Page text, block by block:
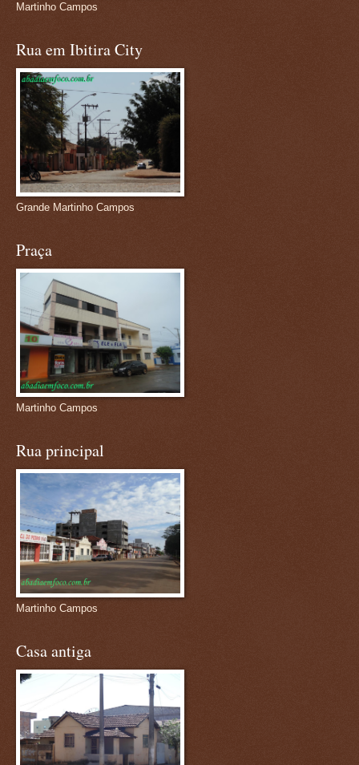
Martinho Campos
Rua em Ibitira City
Grande Martinho Campos
Praça
Martinho Campos
Rua principal
Martinho Campos
Casa antiga